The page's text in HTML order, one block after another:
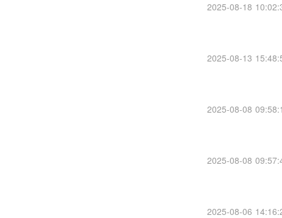
2025-08-18
2025-08-13
2025-08-08
2025-08-08
2025-08-06